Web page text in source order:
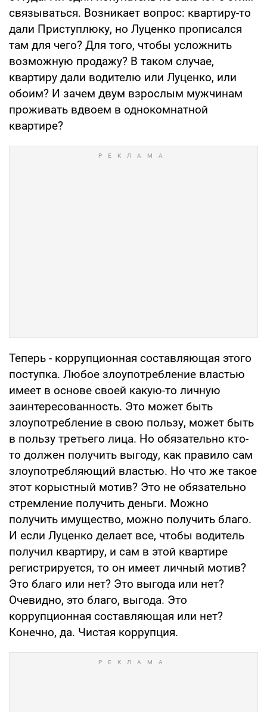
связываться. Возникает вопрос: квартиру-то
дали Приступлюку, но Луценко прописался
там для чего? Для того, чтобы усложнить
возможную продажу? В таком случае,
квартиру дали водителю или Луценко, или
обоим? И зачем двум взрослым мужчинам
проживать вдвоем в однокомнатной
квартире?
Теперь - коррупционная составляющая этого
поступка. Любое злоупотребление властью
имеет в основе своей какую-то личную
заинтересованность. Это может быть
злоупотребление в свою пользу, может быть
в пользу третьего лица. Но обязательно кто-
то должен получить выгоду, как правило сам
злоупотребляющий властью. Но что же такое
этот корыстный мотив? Это не обязательно
стремление получить деньги. Можно
получить имущество, можно получить благо.
И если Луценко делает все, чтобы водитель
получил квартиру, и сам в этой квартире
регистрируется, то он имеет личный мотив?
Это благо или нет? Это выгода или нет?
Очевидно, это благо, выгода. Это
коррупционная составляющая или нет?
Конечно, да. Чистая коррупция.